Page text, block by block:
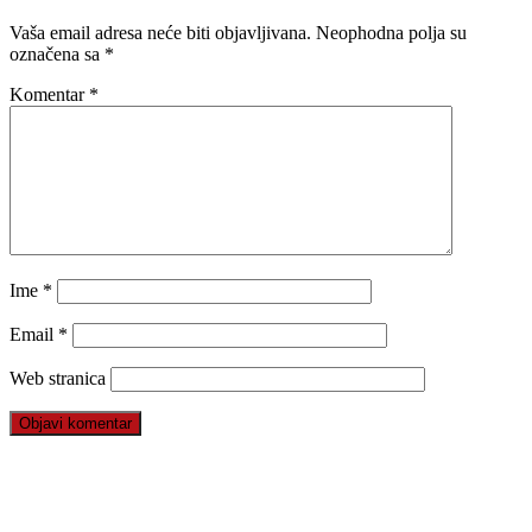
Vaša email adresa neće biti objavljivana. Neophodna polja su
označena sa *
Komentar *
Ime *
Email *
Web stranica